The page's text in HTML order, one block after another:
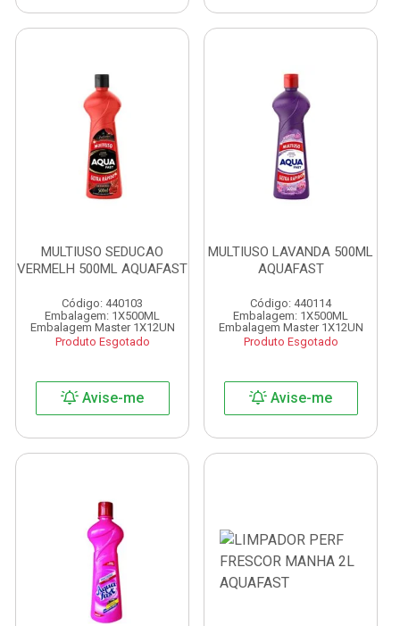
MULTIUSO SEDUCAO
VERMELH 500ML AQUAFAST
Código: 440103
Embalagem: 1X500ML
Embalagem Master 1X12UN
Produto Esgotado
Avise-me
MULTIUSO LAVANDA 500ML
AQUAFAST
Código: 440114
Embalagem: 1X500ML
Embalagem Master 1X12UN
Produto Esgotado
Avise-me